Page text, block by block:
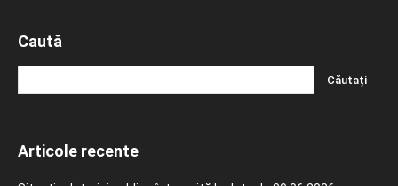
Caută
Articole recente